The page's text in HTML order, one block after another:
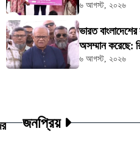
৬ আগস্ট, ২০২৬
ভারত
অসম্মান করেছে:
৬ আগস্ট, ২০২৬
জনপ্রিয়